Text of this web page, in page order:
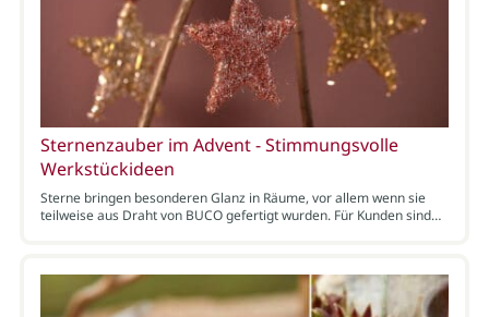
Sternenzauber im Advent - Stimmungsvolle
Werkstückideen
Sterne bringen besonderen Glanz in Räume, vor allem wenn sie
teilweise aus Draht von BUCO gefertigt wurden. Für Kunden sind…